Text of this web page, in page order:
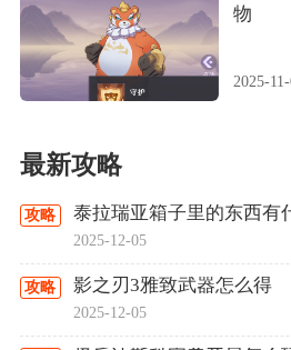
物
2025-
最新攻略
攻略 泰拉瑞亚箱子里的东西有
2025-12-05
攻略 影之刃3雅致武器怎么得
2025-12-05